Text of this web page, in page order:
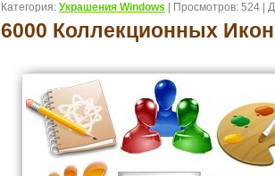
Категория: Украшения Windows Просмотров: 524
6000 Коллекционных